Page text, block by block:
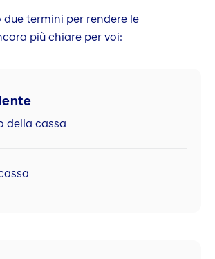
termini per rendere le
più chiare per voi:
della cassa